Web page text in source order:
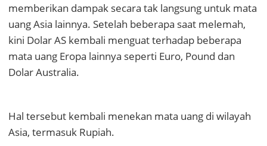
memberikan dampak secara tak langsung untuk mata
uang Asia lainnya. Setelah beberapa saat melemah,
kini Dolar AS kembali menguat terhadap beberapa
mata uang Eropa lainnya seperti Euro, Pound dan
Dolar Australia.
Hal tersebut kembali menekan mata uang di wilayah
Asia, termasuk Rupiah.